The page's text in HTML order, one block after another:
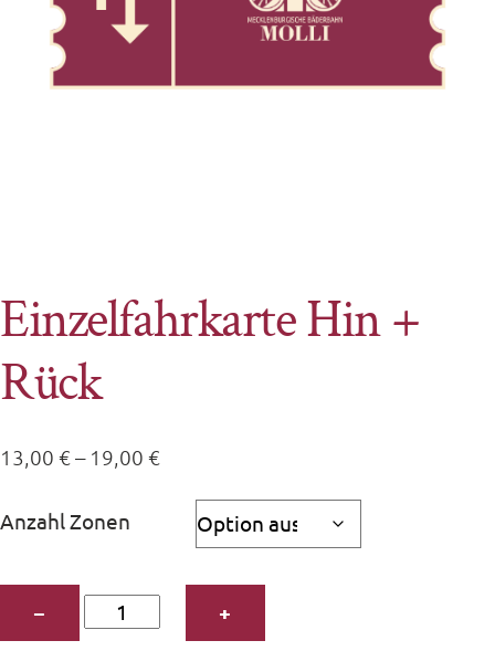
Einzelfahrkarte Hin +
Rück
13,00 €– 19,00 €
19,00 €
Anzahl Zonen
−
Einzelfahrkarte
Hin
+